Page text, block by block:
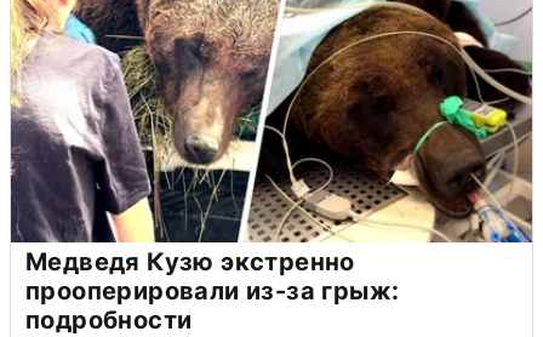
Медведя Кузю экстренно
прооперировали из-за грыж:
подробности